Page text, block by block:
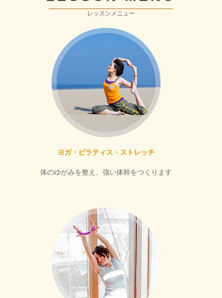
レッスンメニュー
ヨガ・ピラティス・ストレッチ
体のゆがみを整え、強い体幹をつくります